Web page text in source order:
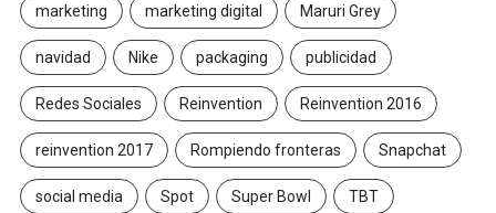
marketing marketing digital Maruri Grey
navidad Nike packaging publicidad
Redes Sociales Reinvention Reinvention 2016
reinvention 2017 Rompiendo fronteras Snapchat
social media Spot Super Bowl TBT